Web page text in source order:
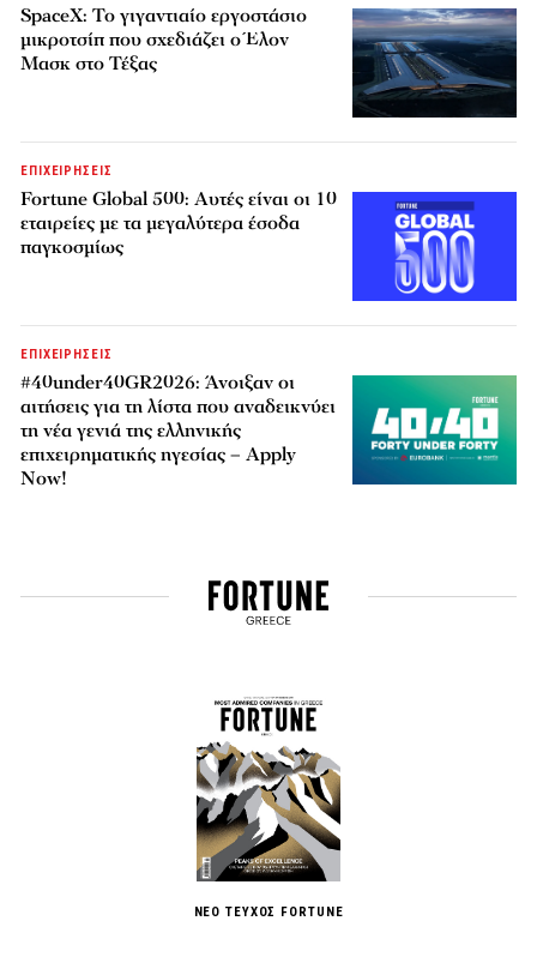
SpaceX: Το γιγαντιαίο εργοστάσιο
μικροτσίπ που σχεδιάζει ο Έλον
Μασκ στο Τέξας
ΕΠΙΧΕΙΡΗΣΕΙΣ
Fortune Global 500: Αυτές είναι οι 10
εταιρείες με τα μεγαλύτερα έσοδα
παγκοσμίως
ΕΠΙΧΕΙΡΗΣΕΙΣ
#40under40GR2026: Άνοιξαν οι
αιτήσεις για τη λίστα που αναδεικνύει
τη νέα γενιά της ελληνικής
επιχειρηματικής ηγεσίας – Apply
Now!
ΝΕΟ ΤΕΥΧΟΣ FORTUNE